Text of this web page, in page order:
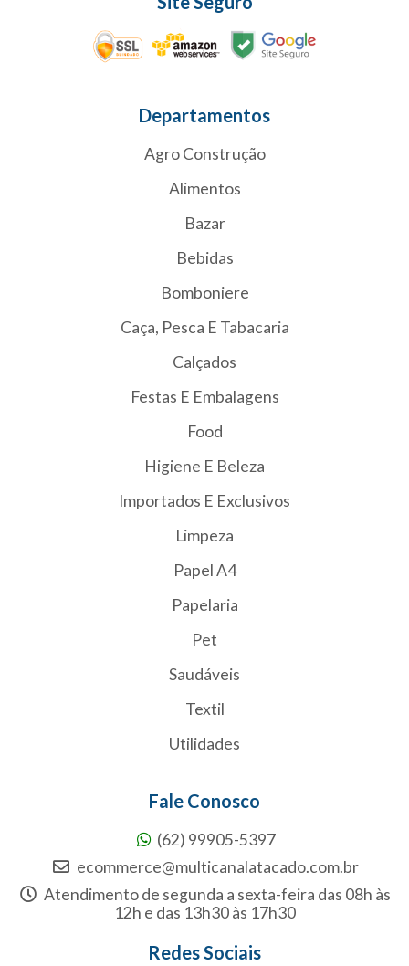
Departamentos
Agro Construção
Alimentos
Bazar
Bebidas
Bomboniere
Caça, Pesca E Tabacaria
Calçados
Festas E Embalagens
Food
Higiene E Beleza
Importados E Exclusivos
Limpeza
Papel A4
Papelaria
Pet
Saudáveis
Textil
Utilidades
Fale Conosco
(62) 99905-5397
ecommerce@multicanalatacado.com.br
Atendimento de segunda a sexta-feira das 08h às
12h e das 13h30 às 17h30
Redes Sociais